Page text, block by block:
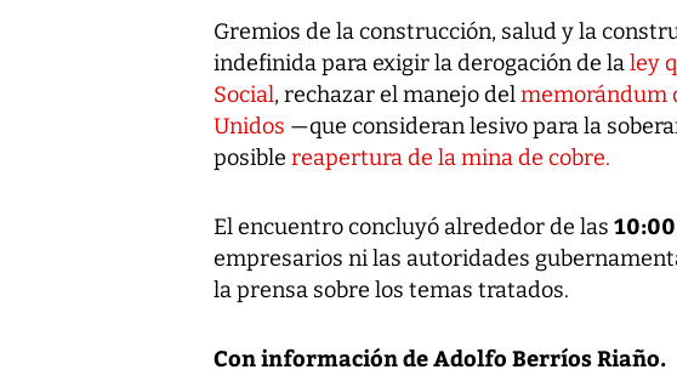
Gremios de la construcción, salud y la
indefinida para exigir la derogación de laley
Social, rechazar el manejo delmemorándum
Unidos —que consideran lesivo para la
posible reapertura de la mina de cobre.
El encuentro concluyó alrededor de las
empresarios ni las autoridades
la prensa sobre los temas tratados.
Con información de Adolfo Berríos Riaño.